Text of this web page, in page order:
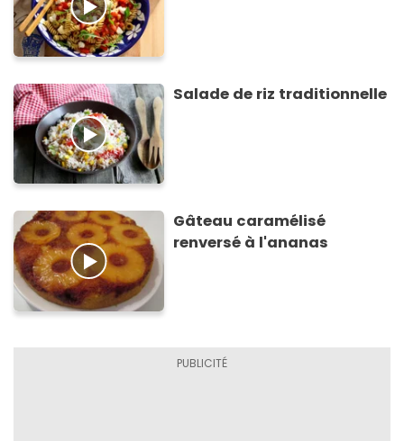
Salade de riz traditionnelle
Gâteau caramélisé
renversé à l'ananas